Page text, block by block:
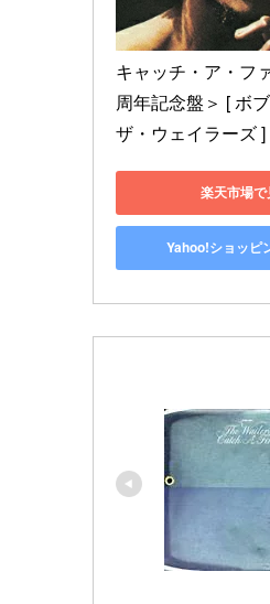
キャッチ・ア・フ
周年記念盤＞ [ ボ
ザ・ウェイラーズ ]
楽天市場で
Yahoo!ショッピ